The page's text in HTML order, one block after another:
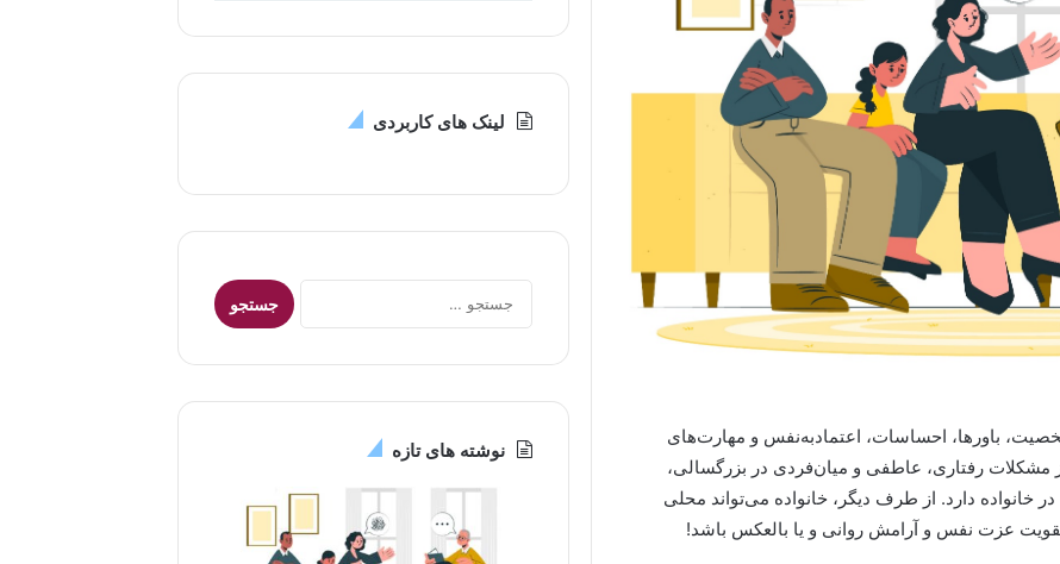
باورها، احساسات، اعتماد‌به‌نفس و مهارت‌های
مشکلات رفتاری، عاطفی و میان‌فردی در بزرگسالی،
خانواده دارد. از طرف دیگر، خانواده می‌تواند محلی
عزت نفس و آرامش روانی و یا بالعکس باشد!
لینک های کاربردی
جستجو
برای:
نوشته های تازه